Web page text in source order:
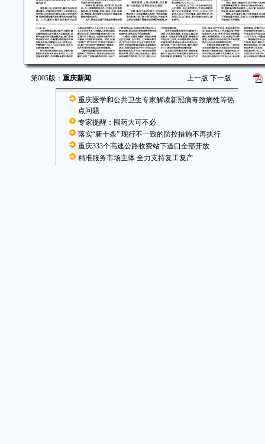
第005版： 重庆新闻 上一版 下一版
重庆医学和公共卫生专家解读新冠病毒致病性等热
点问题
专家提醒：囤药大可不必
落实“新十条” 现行不一致的防控措施不再执行
重庆333个高速公路收费站下道口全部开放
精准服务市场主体 全力支持复工复产